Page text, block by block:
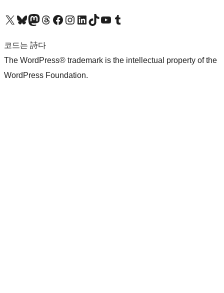
X(이전 트위터) 계정 방문하기블루스카이 계정 방문하기마스토돈 계정 방문하기스레드 계정 방문하기 페이스북 페이지 방문하기인스타그램 계정 방문하기 LinkedIn 계정 방문하기틱톡 계정 방문하기유튜브 채널 방문하기 텀블러 계정 방문하기
코드는 詩다
The WordPress® trademark is the intellectual property of the
WordPress Foundation.